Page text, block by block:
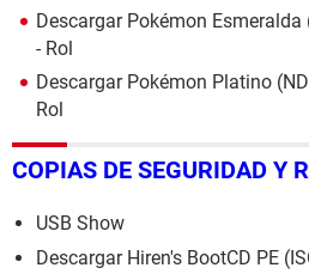
Descargar Pokémon Esmeralda
- Rol
Descargar Pokémon Platino
Rol
COPIAS DE SEGURIDAD Y
USB Show
Descargar Hiren's BootCD PE